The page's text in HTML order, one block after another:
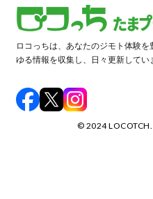
ロコっちは、あなたのジモト体験
ゆる情報を収集し、日々更新してい
©️ 2024